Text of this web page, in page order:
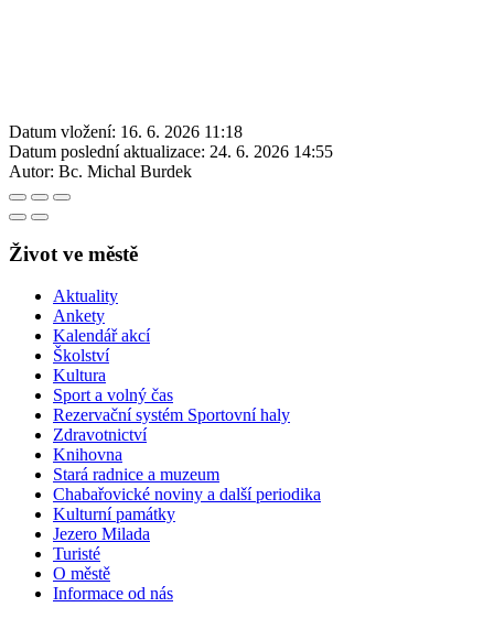
Datum vložení: 16. 6. 2026 11:18
Datum poslední aktualizace: 24. 6. 2026 14:55
Autor: Bc. Michal Burdek
Život ve městě
Aktuality
Ankety
Kalendář akcí
Školství
Kultura
Sport a volný čas
Rezervační systém Sportovní haly
Zdravotnictví
Knihovna
Stará radnice a muzeum
Chabařovické noviny a další periodika
Kulturní památky
Jezero Milada
Turisté
O městě
Informace od nás